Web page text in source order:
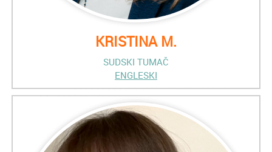
KRISTINA M.
SUDSKI TUMAČ
ENGLESKI